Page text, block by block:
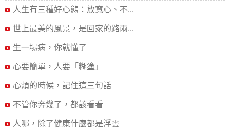
人生有三種好心態：放寬心、不...
世上最美的風景，是回家的路兩...
生一場病，你就懂了
心要簡單，人要「糊塗」
心煩的時候，記住這三句話
不管你奔幾了，都該看看
人哪，除了健康什麼都是浮雲